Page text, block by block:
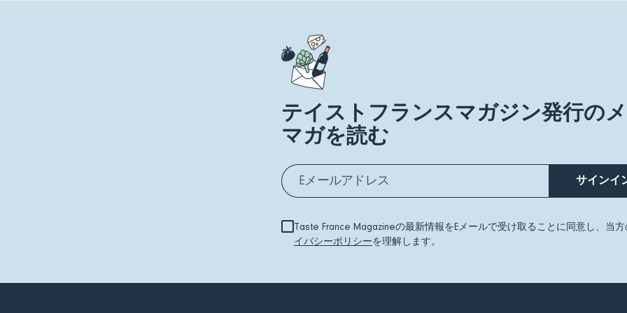
テイストフランスマガジン発行の
マガを読む
サインイ
Taste France Magazineの最新情報をEメールで受け取ることに同意し、当方
イバシーポリシーを理解します。